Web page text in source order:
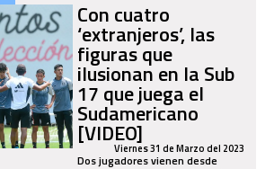
Con cuatro
‘extranjeros’, las
figuras que
ilusionan en la Sub
17 que juega el
Sudamericano
[VIDEO]Viernes 31 de Marzo del 2023
Dos jugadores vienen desde